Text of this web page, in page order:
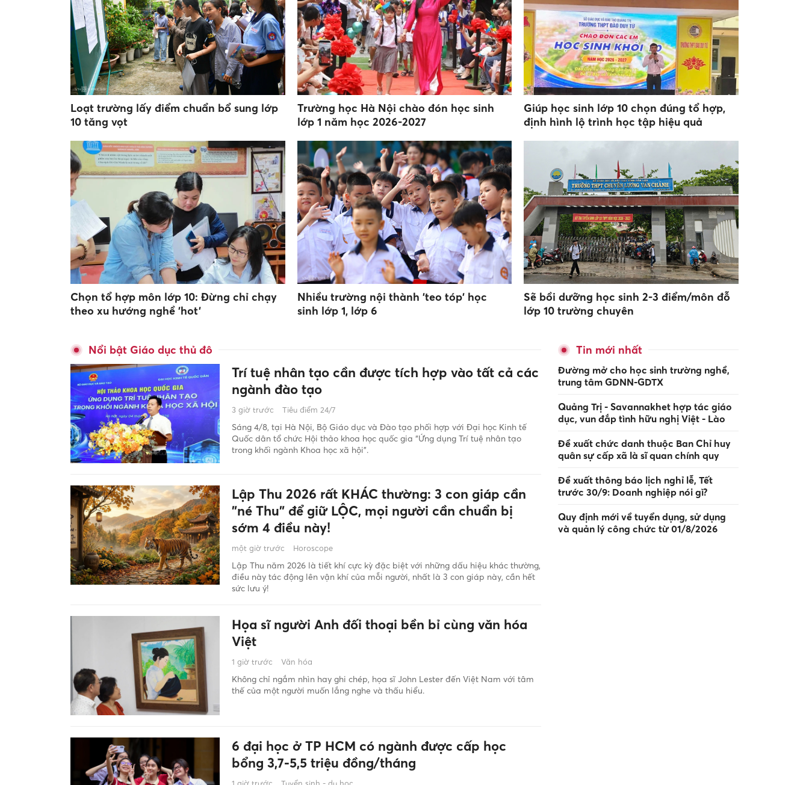
Loạt trường lấy điểm chuẩn bổ sung lớp
10 tăng vọt
Trường học Hà Nội chào đón học sinh
lớp 1 năm học 2026-2027
Giúp học sinh lớp 10 chọn đúng tổ hợp,
định hình lộ trình học tập hiệu quả
Chọn tổ hợp môn lớp 10: Đừng chỉ chạy
theo xu hướng nghề 'hot'
Nhiều trường nội thành 'teo tóp' học
sinh lớp 1, lớp 6
Sẽ bồi dưỡng học sinh 2-3 điểm/môn đỗ
lớp 10 trường chuyên
Nổi bật Giáo dục thủ đô
Trí tuệ nhân tạo cần được tích hợp vào tất cả các
ngành đào tạo
3 giờ trước Tiêu điểm 24/7
Sáng 4/8, tại Hà Nội, Bộ Giáo dục và Đào tạo phối hợp với Đại học Kinh tế
Quốc dân tổ chức Hội thảo khoa học quốc gia “Ứng dụng Trí tuệ nhân tạo
trong khối ngành Khoa học xã hội”.
Lập Thu 2026 rất KHÁC thường: 3 con giáp cần
"né Thu" để giữ LỘC, mọi người cần chuẩn bị
sớm 4 điều này!
một giờ trước Horoscope
Lập Thu năm 2026 là tiết khí cực kỳ đặc biệt với những dấu hiệu khác thường,
điều này tác động lên vận khí của mỗi người, nhất là 3 con giáp này, cần hết
sức lưu ý!
Họa sĩ người Anh đối thoại bền bỉ cùng văn hóa
Việt
1 giờ trước Văn hóa
Không chỉ ngắm nhìn hay ghi chép, họa sĩ John Lester đến Việt Nam với tâm
thế của một người muốn lắng nghe và thấu hiểu.
6 đại học ở TP HCM có ngành được cấp học
bổng 3,7-5,5 triệu đồng/tháng
Tin mới nhất
Đường mở cho học sinh trường nghề,
trung tâm GDNN-GDTX
Quảng Trị - Savannakhet hợp tác giáo
dục, vun đắp tình hữu nghị Việt - Lào
Đề xuất chức danh thuộc Ban Chỉ huy
quân sự cấp xã là sĩ quan chính quy
Đề xuất thông báo lịch nghỉ lễ, Tết
trước 30/9: Doanh nghiệp nói gì?
Quy định mới về tuyển dụng, sử dụng
và quản lý công chức từ 01/8/2026